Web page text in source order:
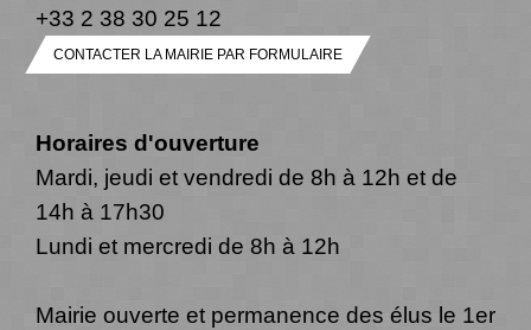
+33 2 38 30 25 12
CONTACTER LA MAIRIE PAR FORMULAIRE
Horaires d'ouverture
Mardi, jeudi et vendredi de 8h à 12h et de
14h à 17h30
Lundi et mercredi de 8h à 12h
Mairie ouverte et permanence des élus le 1er